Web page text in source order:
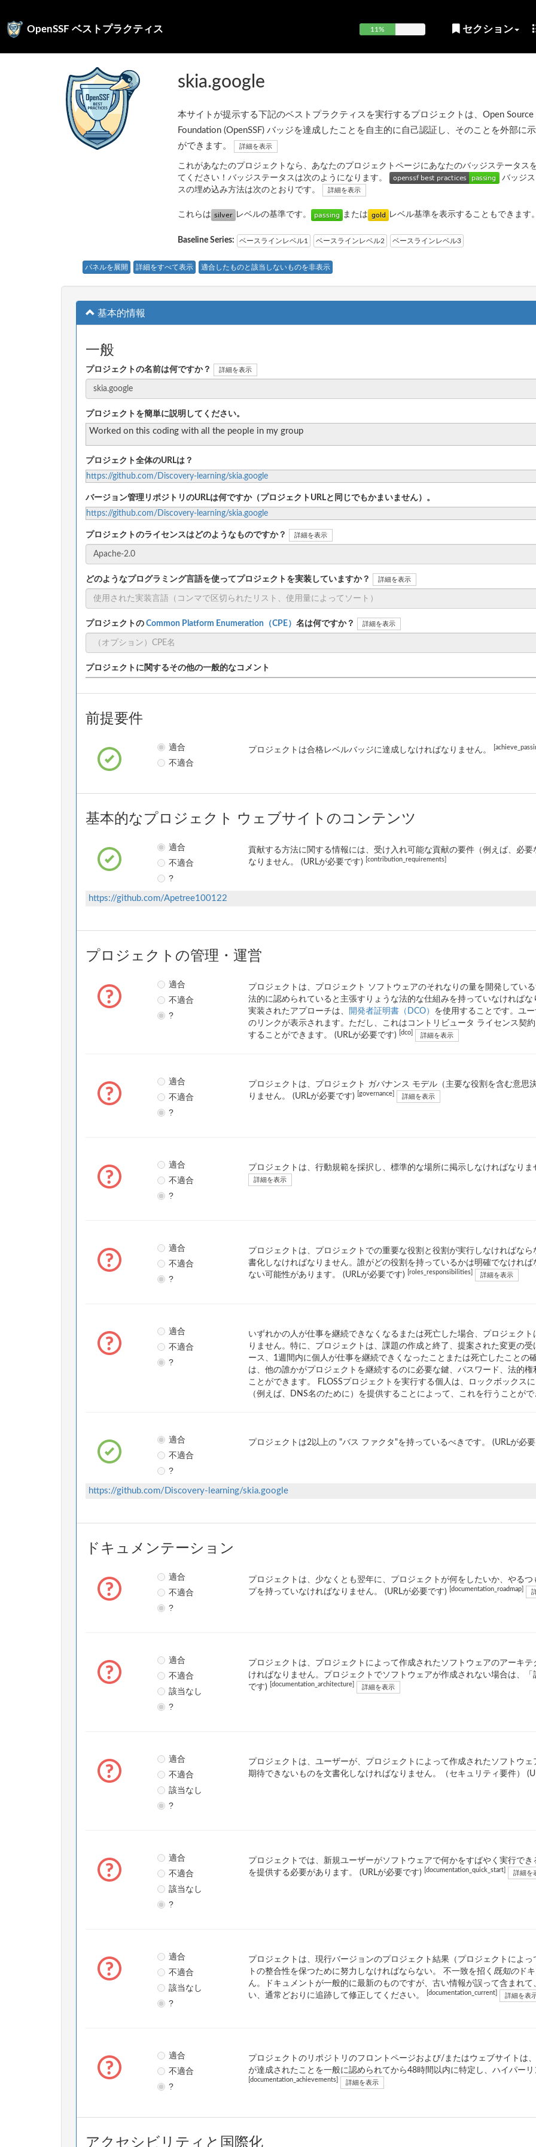
OpenSSF ベストプラクティス 11% セクション
skia.google
本サイトが提示する下記のベストプラクティスを実行するプロジェクトは、Open Source
Foundation (OpenSSF) バッジを達成したことを自主的に自己認証し、そのことを外部に
ができます。
詳細を表示
これがあなたのプロジェクトなら、あなたのプロジェクトページにあなたのバッジステータス
てください！バッジステータスは次のようになります。
バッジ
スの埋め込み方法は次のとおりです。
詳細を表示
これらは レベルの基準です。 または レベル基準を表示することもできます
Baseline Series: ベースラインレベル1 ベースラインレベル2 ベースラインレベル3
パネルを展開 詳細をすべて表示 適合したものと該当しないものを非表示
基本的情報
一般
プロジェクトの名前は何ですか？ 詳細を表示
プロジェクトを簡単に説明してください。
Worked on this coding with all the people in my group
プロジェクト全体のURLは？
https://github.com/Discovery-learning/skia.google
バージョン管理リポジトリのURLは何ですか（プロジェクトURLと同じでもかまいません）。
https://github.com/Discovery-learning/skia.google
プロジェクトのライセンスはどのようなものですか？ 詳細を表示
どのようなプログラミング言語を使ってプロジェクトを実装していますか？ 詳細を表示
プロジェクトの Common Platform Enumeration（CPE） 名は何ですか？ 詳細を表示
プロジェクトに関するその他の一般的なコメント
前提要件
適合
不適合
プロジェクトは合格レベルバッジに達成しなければなりません。
基本的なプロジェクト ウェブサイトのコンテンツ
適合
不適合
?
貢献する方法に関する情報には、受け入れ可能な貢献の要件（例えば、必
なりません。 (URLが必要です)
[contribution_requirements]
https://github.com/Apetree100122
プロジェクトの管理・運営
適合
不適合
?
プロジェクトは、プロジェクト ソフトウェアのそれなりの量を開発してい
法的に認められていると主張すりょうな法的な仕組みを持っていなければ
実装されたアプローチは、
開発者証明書（DCO） を使用することです。ユ
のリンクが表示されます。ただし、これはコントリビュータ ライセンス契
することができます。 (URLが必要です)
[dco] 詳細を表示
適合
不適合
?
プロジェクトは、プロジェクト ガバナンス モデル（主要な役割を含む意思
りません。 (URLが必要です)
[governance] 詳細を表示
適合
不適合
?
プロジェクトは、行動規範を採択し、標準的な場所に掲示しなければなり
詳細を表示
適合
不適合
?
プロジェクトは、プロジェクトでの重要な役割と役割が実行しなければな
書化しなければなりません。誰がどの役割を持っているかは明確でなけれ
ない可能性があります。 (URLが必要です)
[roles_responsibilities] 詳細を表示
適合
不適合
?
いずれかの人が仕事を継続できなくなるまたは死亡した場合、プロジェク
りません。特に、プロジェクトは、課題の作成と終了、提案された変更の
ース、1週間内に個人が仕事を継続できくなったことまたは死亡したことの
は、他の誰かがプロジェクトを継続するのに必要な鍵、パスワード、法的
ことができます。 FLOSSプロジェクトを実行する個人は、ロックボックス
（例えば、DNS名のために）を提供することによって、これを行うことが
適合
不適合
?
プロジェクトは2以上の "バス ファクタ"を持っているべきです。 (URLが必
https://github.com/Discovery-learning/skia.google
ドキュメンテーション
適合
不適合
?
プロジェクトは、少なくとも翌年に、プロジェクトが何をしたいか、やる
プを持っていなければなりません。 (URLが必要です)
[documentation_roadmap]
適合
不適合
該当なし
?
プロジェクトは、プロジェクトによって作成されたソフトウェアのアーキ
ければなりません。プロジェクトでソフトウェアが作成されない場合は、
です)
[documentation_architecture] 詳細を表示
適合
不適合
該当なし
?
プロジェクトは、ユーザーが、プロジェクトによって作成されたソフトウ
期待できないものを文書化しなければなりません。（セキュリティ要件）
適合
不適合
該当なし
?
プロジェクトでは、新規ユーザーがソフトウェアで何かをすばやく実行で
を提供する必要があります。 (URLが必要です)
[documentation_quick_start] 詳細を
適合
不適合
該当なし
?
プロジェクトは、現行バージョンのプロジェクト結果（プロジェクトによ
トの整合性を保つために努力しなければならない。 不一致を招く 既知のド
ん。ドキュメントが一般的に最新のものですが、古い情報が誤って含まれ
い、通常どおりに追跡して修正してください。
[documentation_current] 詳細を表
適合
不適合
?
プロジェクトのリポジトリのフロントページおよび/またはウェブサイトは
が達成されたことを一般に認められてから48時間以内に特定し、ハイパー
[documentation_achievements] 詳細を表示
アクセシビリティと国際化